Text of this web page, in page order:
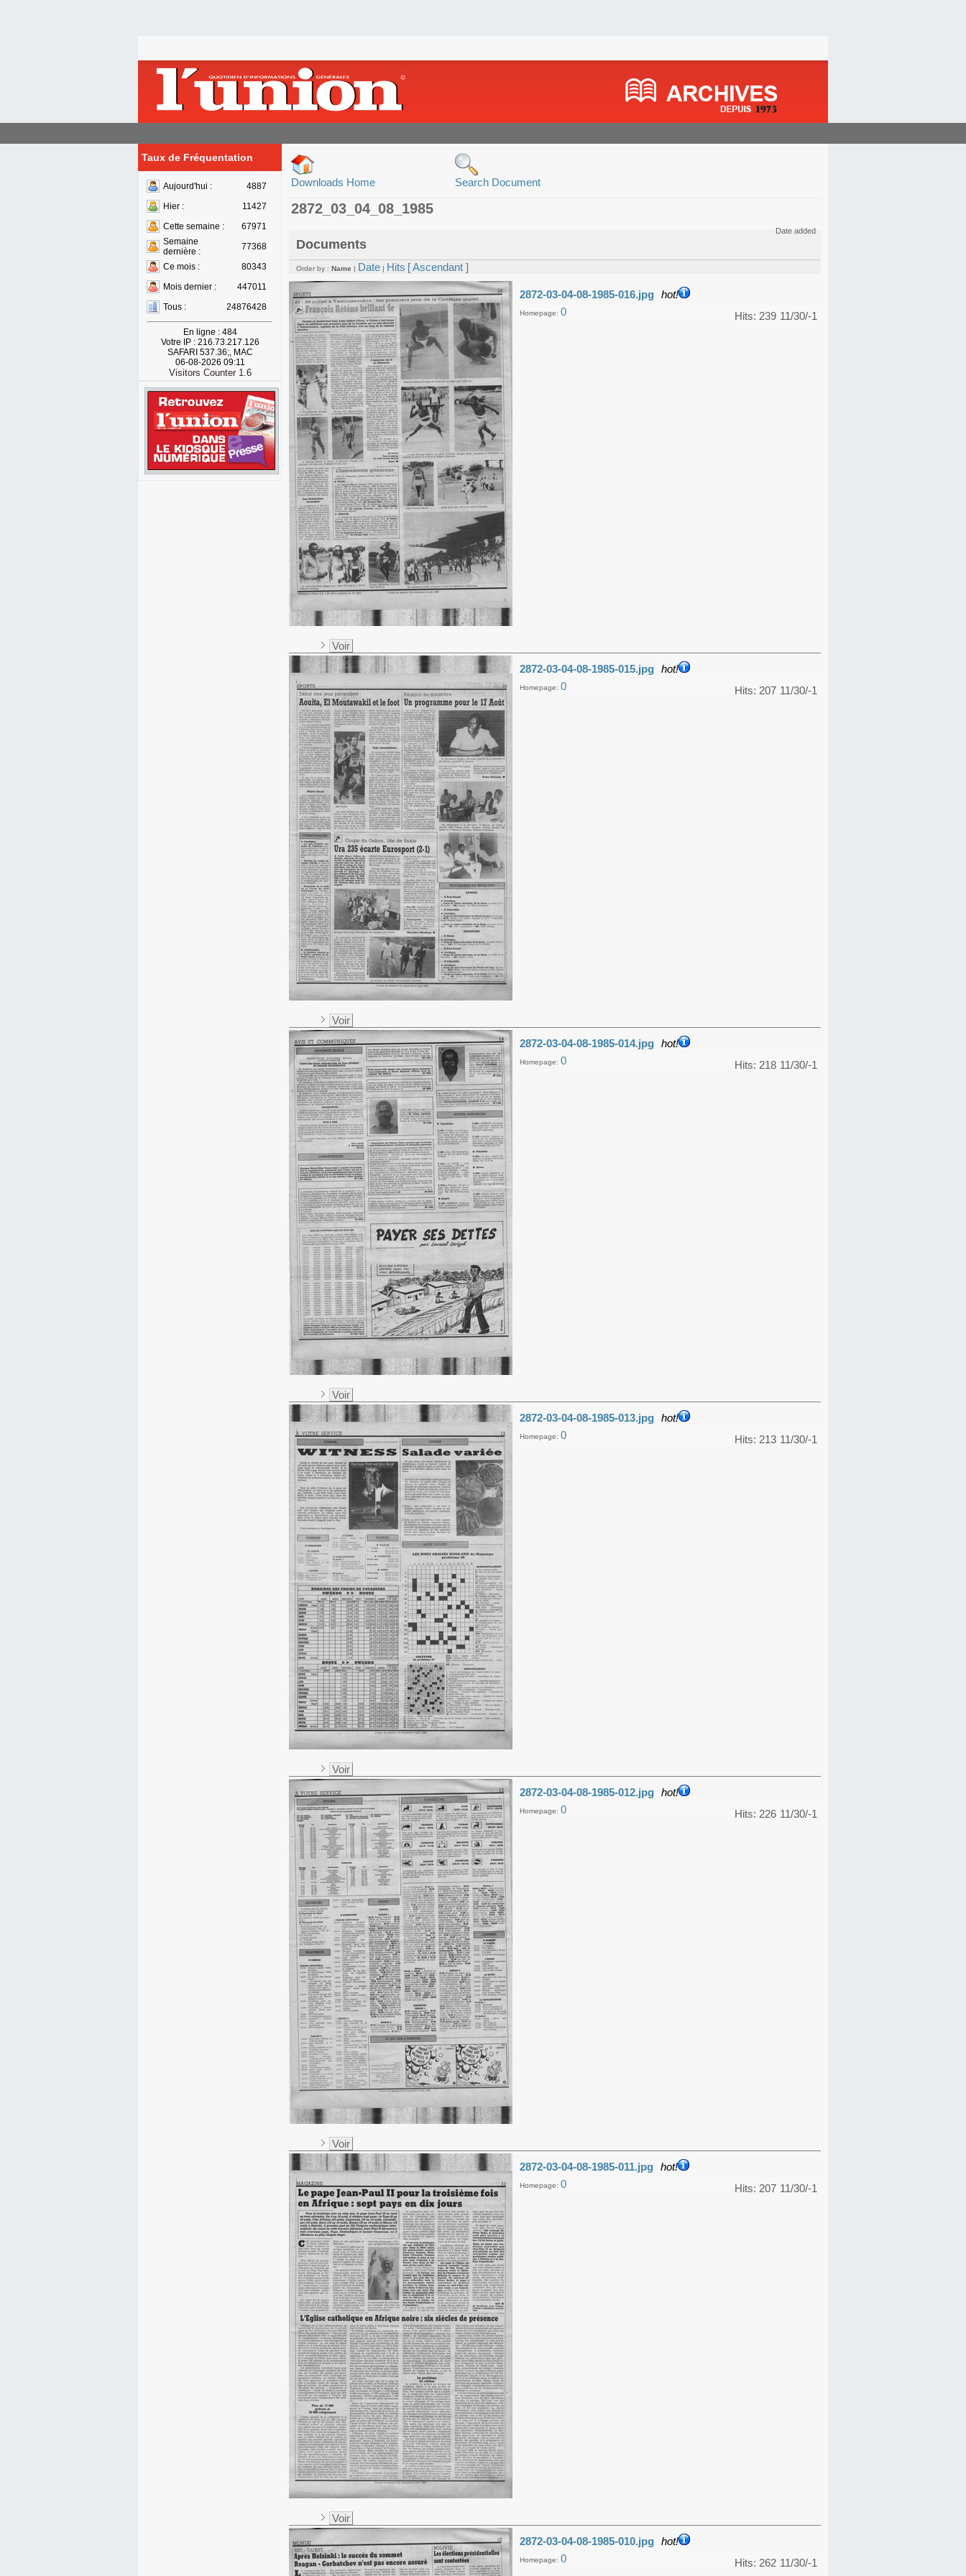
Taux de Fréquentation
Aujourd'hui :
4887
Hier :
11427
Cette semaine :
67971
Semaine
dernière :
77368
Ce mois :
80343
Mois dernier :
447011
Tous :
24876428
En ligne : 484
Votre IP : 216.73.217.126
SAFARI 537.36;, MAC
06-08-2026 09:11
Visitors Counter 1.6
Downloads Home Search Document
2872_03_04_08_1985
Documents
Date added
Order by : Name | Date | Hits [ Ascendant ]
2872-03-04-08-1985-016.jpg hot!
11/30/-1
Hits: 239
Homepage: 0
Voir
2872-03-04-08-1985-015.jpg hot!
11/30/-1
Hits: 207
Homepage: 0
Voir
2872-03-04-08-1985-014.jpg hot!
11/30/-1
Hits: 218
Homepage: 0
Voir
2872-03-04-08-1985-013.jpg hot!
11/30/-1
Hits: 213
Homepage: 0
Voir
2872-03-04-08-1985-012.jpg hot!
11/30/-1
Hits: 226
Homepage: 0
Voir
2872-03-04-08-1985-011.jpg hot!
11/30/-1
Hits: 207
Homepage: 0
Voir
2872-03-04-08-1985-010.jpg hot!
11/30/-1
Hits: 262
Homepage: 0